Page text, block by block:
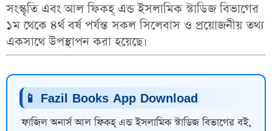
সংস্কৃতি এবং আল ফিকহ্‌ এন্ড ইসলামিক স্টাডিজবিভাগের
১ম থেকে ৪র্থ বর্ষ পর্যন্ত সকল সিলেবাস ও প্রয়োজনীয় তথ্য
একসাথে উপস্থাপন করা হয়েছে।
📱 Fazil Books App Download
ফাজিল অনার্স আল ফিকহ্‌ এন্ড ইসলামিক স্টাডিজ বিভাগের বই,